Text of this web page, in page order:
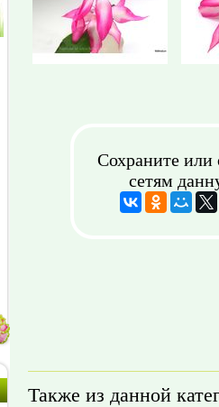
Сохраните или
сетям
Также из данной